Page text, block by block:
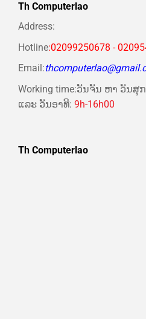
Th Computerlao
Address:
Hotline:02099250678 -
Email:
Working time:ວັນຈັນ ຫາ ວັນສຸ
ແລະ ວັນອາທີ: 9h-16h00
Th Computerlao